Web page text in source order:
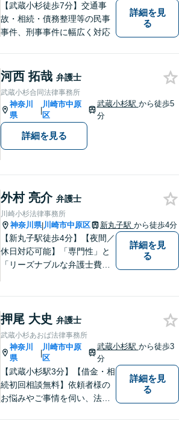
【武蔵小杉徒歩7分】交通事
故・相続・債務整理等の民事
事件、刑事事件に幅広く対応
詳細を見
る
河西 拓哉 弁護士
武蔵小杉合同法律事務所
神奈川
県
|
川崎市中原
区
武蔵小杉駅 から徒歩5
分
詳細を見る
外村 亮介 弁護士
川崎小杉法律事務所
神奈川県|川崎市中原区 新丸子駅 から徒歩4分
【新丸子駅徒歩4分】【夜間／
休日対応可能】「専門性」と
「リーズナブルな弁護士費
事務所を目指しています。
【初回面談無料】法律トラブ
ルでお悩みの方は、お気軽に
ご相談ください。
詳細を見
る
押尾 大史 弁護士
武蔵小杉あおば法律事務所
神奈川
県
|
川崎市中原
区
武蔵小杉駅 から徒歩3
分
【武蔵小杉駅3分】【借金・相
続初回相談無料】依頼者様の
お悩みやご事情を伺い、法的
詳細を見
る